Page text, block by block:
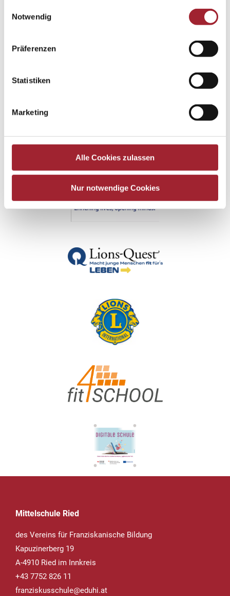
Notwendig
Präferenzen
Statistiken
Marketing
Alle Cookies zulassen
Nur notwendige Cookies
Mittelschule Ried
des Vereins für Franziskanische Bildung
Kapuzinerberg 19
A-4910 Ried im Innkreis
+43 7752 826 11
franziskusschule@eduhi.at